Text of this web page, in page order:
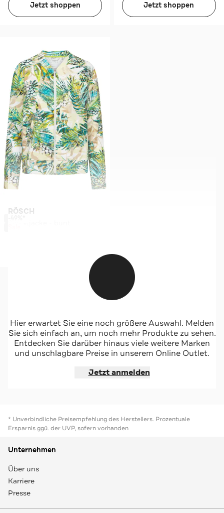
Jetzt shoppen Jetzt shoppen
RÖSCH
Sie haben alle Artikel gesehen, die zu Ihrem Filter passen.
Alle Filter zurücksetzen
Hier erwartet Sie eine noch größere Auswahl. Melden
Sie sich einfach an, um noch mehr Produkte zu sehen.
Entdecken Sie darüber hinaus viele weitere Marken
und unschlagbare Preise in unserem Online Outlet.
Jetzt anmelden
* Unverbindliche Preisempfehlung des Herstellers. Prozentuale
Ersparnis ggü. der UVP, sofern vorhanden
Unternehmen
Über uns
Karriere
Presse